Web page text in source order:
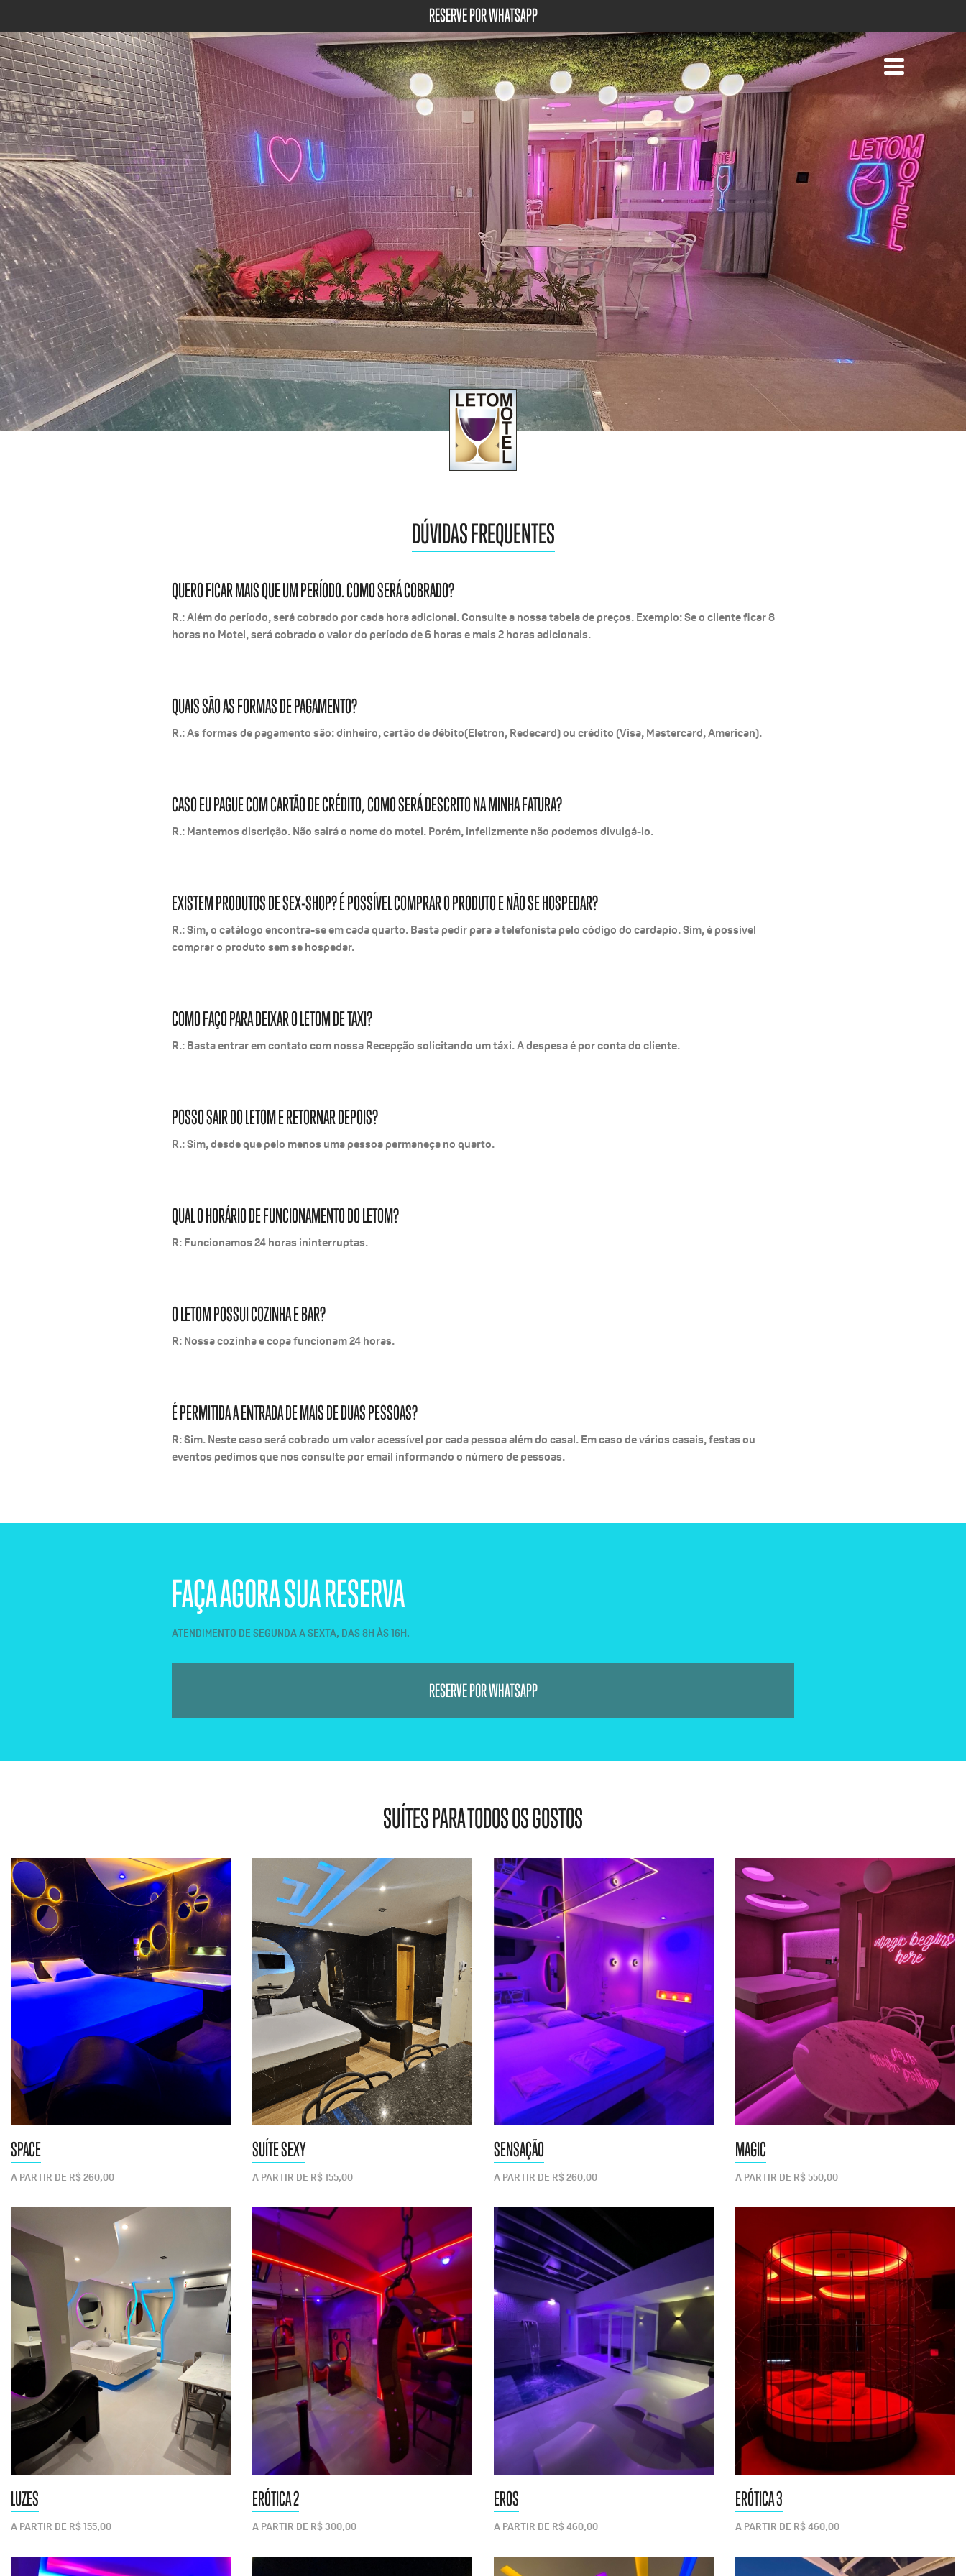
RESERVE POR WHATSAPP
DÚVIDAS FREQUENTES
QUERO FICAR MAIS QUE UM PERÍODO. COMO SERÁ COBRADO?
R.: Além do período, será cobrado por cada hora adicional. Consulte a nossa tabela de preços. Exemplo: Se o cliente ficar 8
horas no Motel, será cobrado o valor do período de 6 horas e mais 2 horas adicionais.
QUAIS SÃO AS FORMAS DE PAGAMENTO?
R.: As formas de pagamento são: dinheiro, cartão de débito(Eletron, Redecard) ou crédito (Visa, Mastercard, American).
CASO EU PAGUE COM CARTÃO DE CRÉDITO, COMO SERÁ DESCRITO NA MINHA FATURA?
R.: Mantemos discrição. Não sairá o nome do motel. Porém, infelizmente não podemos divulgá-lo.
EXISTEM PRODUTOS DE SEX-SHOP? É POSSÍVEL COMPRAR O PRODUTO E NÃO SE HOSPEDAR?
R.: Sim, o catálogo encontra-se em cada quarto. Basta pedir para a telefonista pelo código do cardapio. Sim, é possivel
comprar o produto sem se hospedar.
COMO FAÇO PARA DEIXAR O LETOM DE TAXI?
R.: Basta entrar em contato com nossa Recepção solicitando um táxi. A despesa é por conta do cliente.
POSSO SAIR DO LETOM E RETORNAR DEPOIS?
R.: Sim, desde que pelo menos uma pessoa permaneça no quarto.
QUAL O HORÁRIO DE FUNCIONAMENTO DO LETOM?
R: Funcionamos 24 horas ininterruptas.
O LETOM POSSUI COZINHA E BAR?
R: Nossa cozinha e copa funcionam 24 horas.
É PERMITIDA A ENTRADA DE MAIS DE DUAS PESSOAS?
R: Sim. Neste caso será cobrado um valor acessível por cada pessoa além do casal. Em caso de vários casais, festas ou
eventos pedimos que nos consulte por email informando o número de pessoas.
FAÇA AGORA SUA RESERVA
ATENDIMENTO DE SEGUNDA A SEXTA, DAS 8H ÀS 16H.
RESERVE POR WHATSAPP
SUÍTES PARA TODOS OS GOSTOS
SPACE
A PARTIR DE R$ 260,00
SUÍTE SEXY
A PARTIR DE R$ 155,00
SENSAÇÃO
A PARTIR DE R$ 260,00
MAGIC
A PARTIR DE R$ 550,00
LUZES
A PARTIR DE R$ 155,00
ERÓTICA 2
A PARTIR DE R$ 300,00
EROS
A PARTIR DE R$ 460,00
ERÓTICA 3
A PARTIR DE R$ 460,00